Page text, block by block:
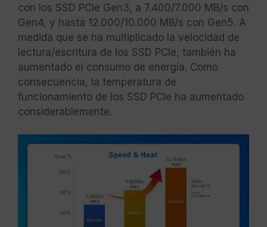
con los SSD PCIe Gen3, a 7.400/7.000 MB/s con
Gen4, y hasta 12.000/10.000 MB/s con Gen5. A
medida que se ha multiplicado la velocidad de
lectura/escritura de los SSD PCIe, también ha
aumentado el consumo de energía. Como
consecuencia, la temperatura de
funcionamiento de los SSD PCIe ha aumentado
considerablemente.